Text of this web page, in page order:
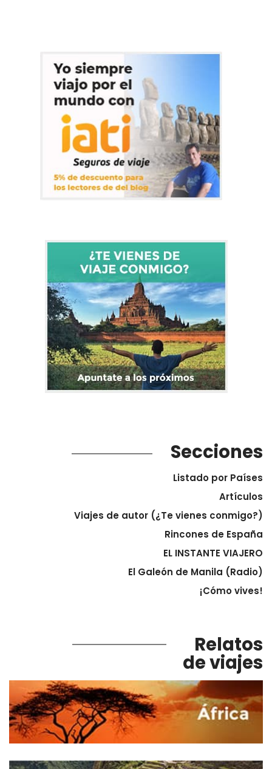
Secciones
Listado por Países
Artículos
Viajes de autor (¿Te vienes conmigo?)
Rincones de España
EL INSTANTE VIAJERO
El Galeón de Manila (Radio)
¡Cómo vives!
Relatos
de viajes